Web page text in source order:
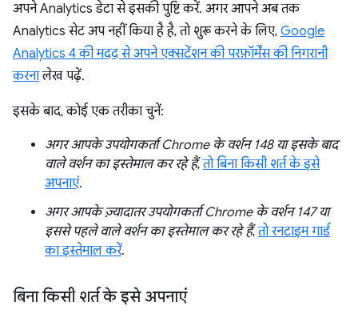
अपने Analytics डेटा से इसकी पुष्टि करें. अगर आपने अब तक
Analytics सेट अप नहीं किया है है, तो शुरू करने के लिए, Google
Analytics 4 की मदद से अपने एक्सटेंशन की परफ़ॉर्मेंस की निगरानी
करनालेख पढ़ें.
इसके बाद, कोई एक तरीका चुनें:
अगर आपके उपयोगकर्ता Chrome के वर्शन 148 या इसके बाद
वाले वर्शन का इस्तेमाल कर रहे हैं,तो बिना किसी शर्त के इसे
अपनाएं.
अगर आपके ज़्यादातर उपयोगकर्ता Chrome के वर्शन 147 या
इससे पहले वाले वर्शन का इस्तेमाल कर रहे हैं,तो रनटाइम गार्ड
का इस्तेमाल करें.
बिना किसी शर्त के इसे अपनाएं